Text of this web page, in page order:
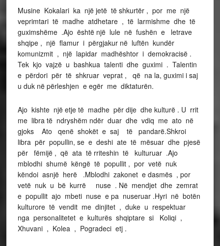
Musine Kokalari ka një jetë të shkurtër , por me një
veprimtari të madhe atdhetare , të larmishme dhe të
guximshëme .Ajo është një lule në fushën e letrave
shqipe , një flamur i përgjakur në luftën kundër
komunizmit , një lapidar madhështor i demokracisë .
Tek kjo vajzë u bashkua talenti dhe guximi . Talentin
e përdori për të shkruar veprat , që na la, guximi i saj
u duk në përleshjen e egër me diktaturën.
Ajo kishte një etje të madhe për dije dhe kulturë . U rrit
me libra të ndryshëm ndër duar dhe vdiq me ato në
gjoks Ato qenë shokët e saj të pandarë.Shkroi
libra për popullin, se e deshi ate të mësuar dhe pjesë
për fëmijë , që ata të rriteshin të kulturuar .Ajo
mblodhi shumë këngë të popullit , por vetë nuk
këndoi asnjë herë .Mblodhi zakonet e dasmës , por
vetë nuk u bë kurrë nuse . Në mendjet dhe zemrat
e popullit ajo mbeti nuse e pa nuseruar .Hyri në botën
kulturore të vendit me dinjitet , duke u respektuar
nga personalitetet e kulturës shqiptare si Koliqi ,
Xhuvani , Kolea , Pogradeci etj .